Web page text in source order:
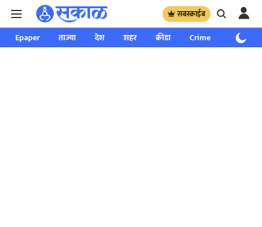
सबस्क्राईब
Epaper ताज्या देश शहर क्रीडा Crime साप्ताहिक